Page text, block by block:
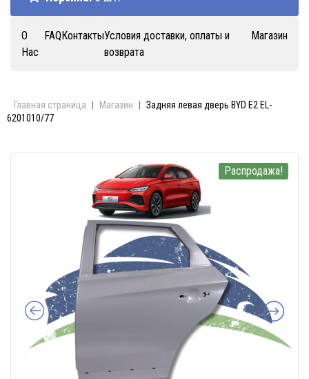
О
Нас
FAQКонтактыУсловия доставки, оплаты и
возврата
Магазин
Главная страница Магазин
Задняя левая дверь BYD E2 EL-
6201010/77
Распродажа!